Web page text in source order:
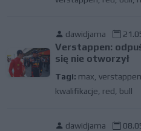
dawidjama
Verstappen:
się nie otworzył
Tagi: max verstappen
kwalifikacje red bull
dawidjama